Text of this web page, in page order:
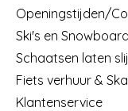
Openingstijden/
Ski's en
Schaatsen laten
Fiets verhuur &
Klantenservice